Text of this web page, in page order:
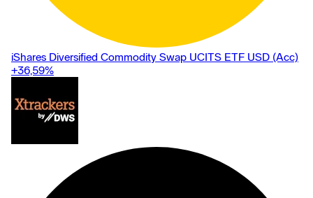
iShares Diversified Commodity Swap UCITS ETF USD (Acc)
+36,59%